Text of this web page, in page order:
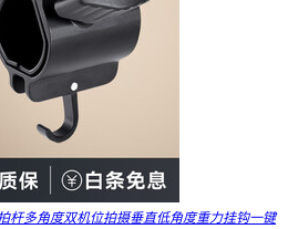
杆多角度双机位拍摄垂直低角度重力挂钩一键